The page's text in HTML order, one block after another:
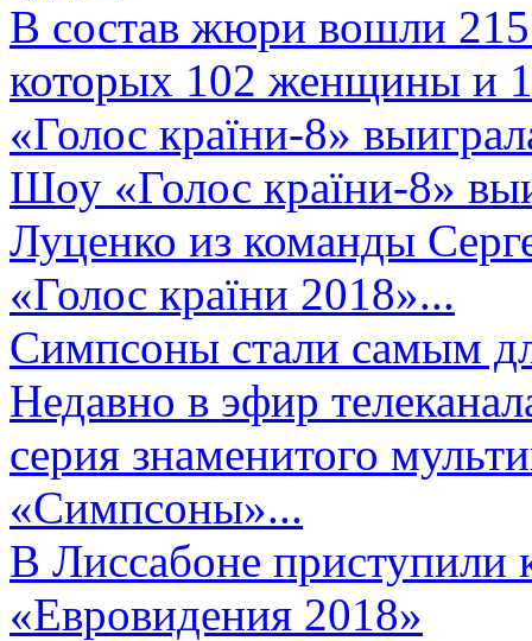
В состав жюри вошли 215
которых 102 женщины и
«Голос країни-8»
Шоу «Голос країни-8»
Луценко из команды
«Голос країни 2018»...
Симпсоны стали самым
Недавно в эфир
серия знаменитого
«Симпсоны»...
В Лиссабоне приступили
«Евровидения 2018»